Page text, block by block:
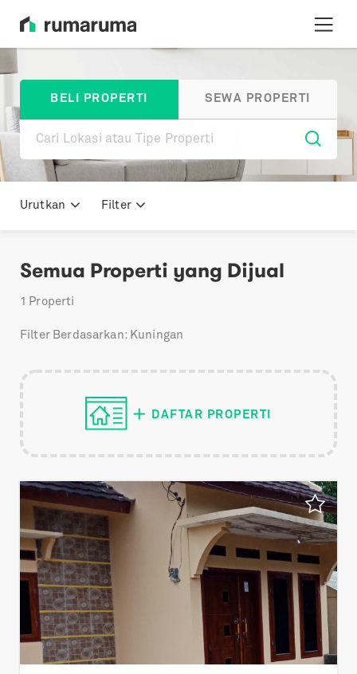
BELI PROPERTI SEWA PROPERTI
Urutkan Filter
Semua Properti yang Dijual
1 Properti
Filter Berdasarkan: Kuningan
DAFTAR PROPERTI